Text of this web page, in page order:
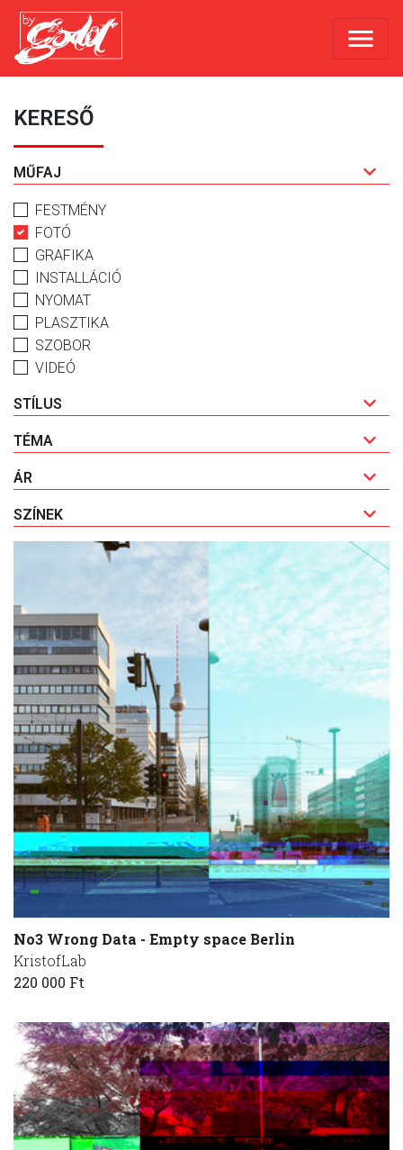
KERESŐ
MŰFAJ
FESTMÉNY
FOTÓ
GRAFIKA
INSTALLÁCIÓ
NYOMAT
PLASZTIKA
SZOBOR
VIDEÓ
STÍLUS
TÉMA
ÁR
SZÍNEK
No3 Wrong Data - Empty space Berlin
KristofLab
220 000 Ft